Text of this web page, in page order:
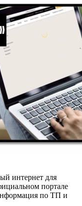
интернет для
портале
по ТП и